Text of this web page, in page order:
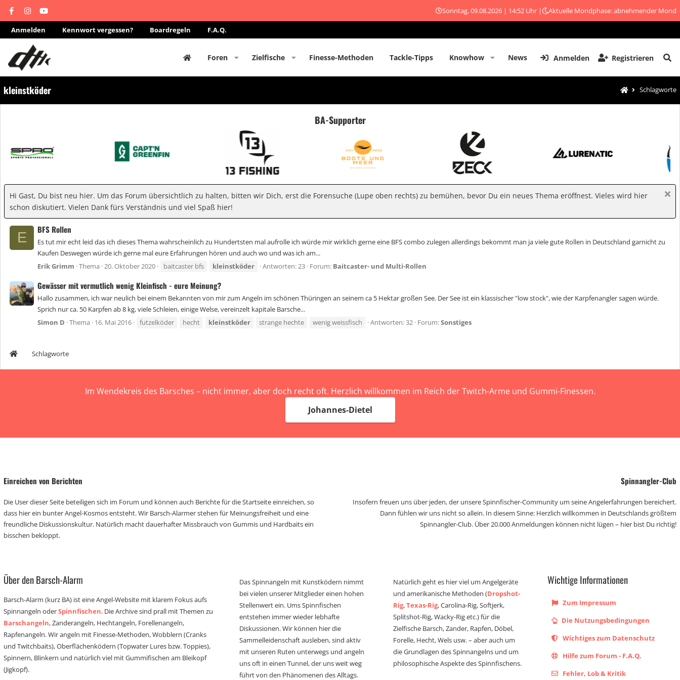
Sonntag, 09.08.2026 | 14:52 Uhr | Aktuelle Mondphase: abnehmender Mond
Anmelden Kennwort vergessen? Boardregeln F.A.Q.
Foren Zielfische Finesse-Methoden Tackle-Tipps Knowhow News Anmelden Registrieren
kleinstköder Schlagworte
BA-Supporter
Hi Gast, Du bist neu hier. Um das Forum übersichtlich zu halten, bitten wir Dich, erst die Forensuche (Lupe oben rechts) zu bemühen, bevor Du ein neues Thema eröffnest. Vieles wird hier
schon diskutiert. Vielen Dank fürs Verständnis und viel Spaß hier!
E
BFS Rollen
Es tut mir echt leid das ich dieses Thema wahrscheinlich zu Hundertsten mal aufrolle ich würde mir wirklich gerne eine BFS combo zulegen allerdings bekommt man ja viele gute Rollen in Deutschland garnicht zu
Kaufen Deswegen würde ich gerne mal eure Erfahrungen hören und auch wo und was ich am...
Erik Grimm Thema 20. Oktober 2020 baitcaster bfs kleinstköder Antworten: 23 Forum: Baitcaster- und Multi-Rollen
Gewässer mit vermutlich wenig Kleinfisch - eure Meinung?
Hallo zusammen, ich war neulich bei einem Bekannten von mir zum Angeln im schönen Thüringen an seinem ca 5 Hektar großen See. Der See ist ein klassischer "low stock", wie der Karpfenangler sagen würde.
Sprich nur ca. 50 Karpfen ab 8 kg, viele Schleien, einige Welse, vereinzelt kapitale Barsche...
Simon D Thema 16. Mai 2016 futzelköder hecht kleinstköder strange hechte wenig weissfisch Antworten: 32 Forum:Sonstiges
Schlagworte
Im Wendekreis des Barsches – nicht immer, aber doch recht oft. Herzlich willkommen im Reich der Twitch-Arme und Gummi-Finessen.
Johannes-Dietel
Einreichen von Berichten
Die User dieser Seite beteiligen sich im Forum und können auch Berichte für die Startseite einreichen, so
dass hier ein bunter Angel-Kosmos entsteht. Wir Barsch-Alarmer stehen für Meinungsfreiheit und eine
freundliche Diskussionskultur. Natürlich macht dauerhafter Missbrauch von Gummis und Hardbaits ein
bisschen bekloppt.
Spinnangler-Club
Insofern freuen uns über jeden, der unsere Spinnfischer-Community um seine Angelerfahrungen bereichert.
Dann fühlen wir uns nicht so allein. In diesem Sinne: Herzlich willkommen in Deutschlands größtem
Spinnangler-Club. Über 20.000 Anmeldungen können nicht lügen – hier bist Du richtig!
Über den Barsch-Alarm
Barsch-Alarm (kurz BA) ist eine Angel-Website mit klarem Fokus aufs
Spinnangeln oderSpinnfischen. Die Archive sind prall mit Themen zu
Barschangeln, Zanderangeln, Hechtangeln, Forellenangeln,
Rapfenangeln. Wir angeln mit Finesse-Methoden, Wobblern (Cranks
und Twitchbaits), Oberflächenködern (Topwater Lures bzw. Toppies),
Spinnern, Blinkern und natürlich viel mit Gummifischen am Bleikopf
(Jigkopf).
Das Spinnangeln mit Kunstködern nimmt
bei vielen unserer Mitglieder einen hohen
Stellenwert ein. Ums Spinnfischen
entstehen immer wieder lebhafte
Diskussionen. Wir können hier die
Sammelleidenschaft ausleben, sind aktiv
mit unseren Ruten unterwegs und angeln
uns oft in einen Tunnel, der uns weit weg
führt von den Phänomenen des Alltags.
Natürlich geht es hier viel um Angelgeräte
und amerikanische Methoden (Dropshot-
Rig,Texas-Rig, Carolina-Rig, Softjerk,
Splitshot-Rig, Wacky-Rig etc.) für die
Zielfische Barsch, Zander, Rapfen, Döbel,
Forelle, Hecht, Wels usw. – aber auch um
die Grundlagen des Spinnangelns und um
philosophische Aspekte des Spinnfischens.
Wichtige Informationen
Zum Impressum
Die Nutzungsbedingungen
Wichtiges zum Datenschutz
Hilfe zum Forum - F.A.Q.
Fehler, Lob & Kritik